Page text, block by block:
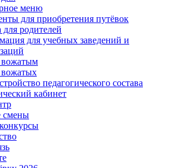
меню
для приобретения путёвок
для родителей
для учебных заведений и
вожатым
педагогического состава
кабинет
смены